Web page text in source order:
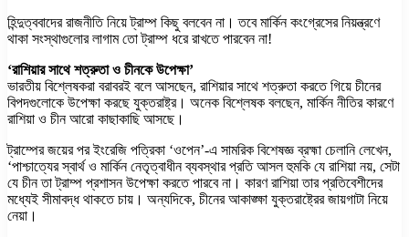
হিন্দুত্ববাদের রাজনীতি নিয়ে ট্রাম্প কিছু বলবেন না। তবে মার্কিন কংগ্রেসের নিয়ন্ত্রণে
থাকা সংস্থাগুলোর লাগাম তো ট্রাম্প ধরে রাখতে পারবেন না!
‘রাশিয়ার সাথে শত্রুতা ও চীনকে উপেক্ষা’
ভারতীয় বিশ্লেষকরা বরাবরই বলে আসছেন, রাশিয়ার সাথে শত্রুতা করতে গিয়ে চীনের
বিপদগুলোকে উপেক্ষা করছে যুক্তরাষ্ট্র। অনেক বিশ্লেষক বলছেন, মার্কিন নীতির কারণে
রাশিয়া ও চীন আরো কাছাকাছি আসছে।
ট্রাম্পের জয়ের পর ইংরেজি পত্রিকা ‘ওপেন’-এ সামরিক বিশেষজ্ঞ ব্রহ্মা চেলানি লেখেন,
‘পাশ্চাত্যের স্বার্থ ও মার্কিন নেতৃত্বাধীন ব্যবস্থার প্রতি আসল হুমকি যে রাশিয়া নয়, সেটা
যে চীন তা ট্রাম্প প্রশাসন উপেক্ষা করতে পারবে না। কারণ রাশিয়া তার প্রতিবেশীদের
মধ্যেই সীমাবদ্ধ থাকতে চায়। অন্যদিকে, চীনের আকাঙ্ক্ষা যুক্তরাষ্ট্রের জায়গাটা নিয়ে
নেয়া।